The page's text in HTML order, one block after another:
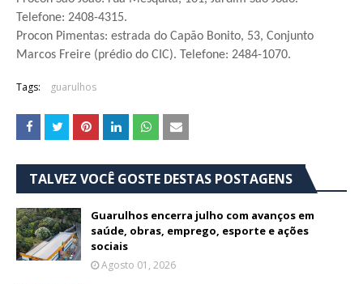
Telefone: 2408-4315.
Procon Pimentas: estrada do Capão Bonito, 53, Conjunto
Marcos Freire (prédio do CIC). Telefone: 2484-1070.
Tags: guarulhos
TALVEZ VOCÊ GOSTE DESTAS POSTAGENS
Guarulhos encerra julho com avanços em
saúde, obras, emprego, esporte e ações
sociais
Agosto 01, 2026